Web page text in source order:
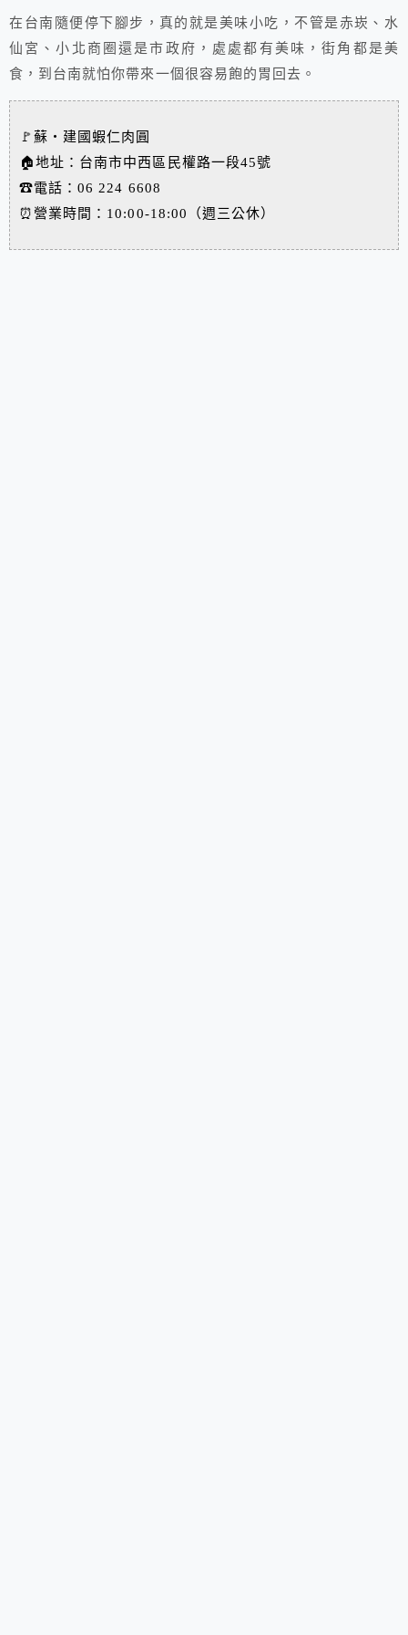
在台南隨便停下腳步，真的就是美味小吃，不管是赤崁、水
仙宮、小北商圈還是市政府，處處都有美味，街角都是美
食，到台南就怕你帶來一個很容易飽的胃回去。
🚩蘇‧建國蝦仁肉圓
🏠地址：台南市中西區民權路一段45號
☎電話：06 224 6608
⏰營業時間：10:00-18:00（週三公休）